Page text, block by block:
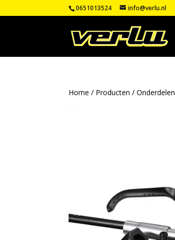
0651013524 info@verlu.nl
Home / Producten /Onderdelen